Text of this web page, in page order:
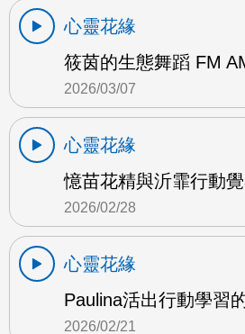
心靈花緣
筱茵的生態舞蹈 FM
2026/03/07
心靈花緣
憶苗花精與沂霏行動
2026/02/28
心靈花緣
Paulina活出行動學習
2026/02/21